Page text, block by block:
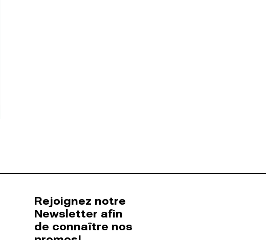
Rejoignez notre
Newsletter afin
de connaître nos